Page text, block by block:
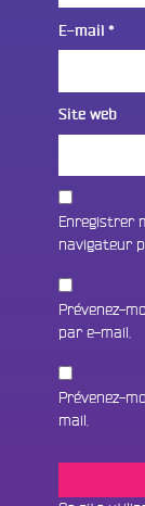
E-mail *
Site web
Enregistrer
navigateur
Prévenez-
par e-mail.
Prévenez-
mail.